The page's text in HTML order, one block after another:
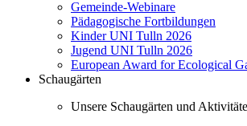
Gemeinde-Webinare
Pädagogische Fortbildungen
Kinder UNI Tulln 2026
Jugend UNI Tulln 2026
European Award for Ecological
Schaugärten
Unsere Schaugärten und